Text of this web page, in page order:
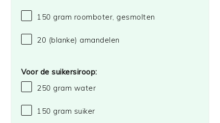
150 gram roomboter, gesmolten
20 (blanke) amandelen
Voor de suikersiroop:
250 gram water
150 gram suiker